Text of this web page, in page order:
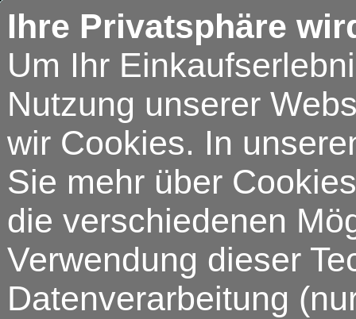
Ihre Privatsphäre
Um Ihr
Nutzung unserer
wir Cookies. In
Sie mehr über
die verschiedenen
Verwendung dieser
Datenverarbeitung